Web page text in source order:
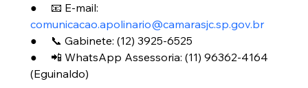
●     📧 E-mail:
comunicacao.apolinario@camarasjc.sp.gov.br
●     📞 Gabinete: (12) 3925-6525
●     📲 WhatsApp Assessoria: (11) 96362-4164
(Eguinaldo)